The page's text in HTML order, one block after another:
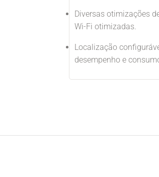
Diversas otimizações
Wi-Fi otimizadas.
Localização
desempenho e